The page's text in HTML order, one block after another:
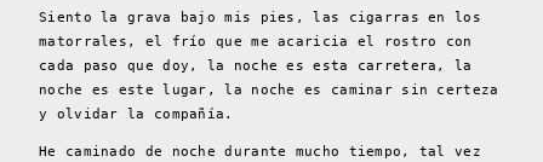
Siento la grava bajo mis pies, las cigarras en los
matorrales, el frío que me acaricia el rostro con
cada paso que doy, la noche es esta carretera, la
noche es este lugar, la noche es caminar sin certeza
y olvidar la compañía.
He caminado de noche durante mucho tiempo, tal vez